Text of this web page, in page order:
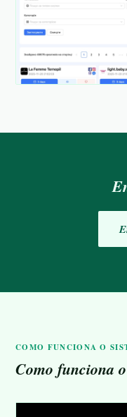
COMO FUNCIONA O
Como funciona